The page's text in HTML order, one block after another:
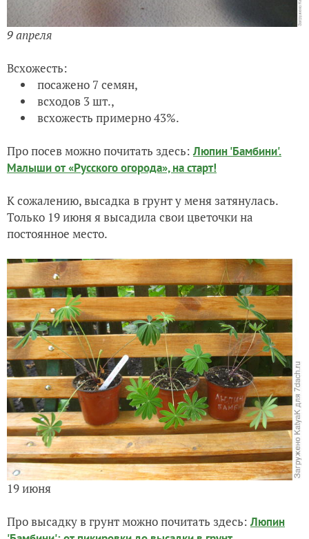
9 апреля
Всхожесть:
посажено 7 семян,
всходов 3 шт.,
всхожесть примерно 43%.
Про посев можно почитать здесь:Люпин 'Бамбини'.
Малыши от «Русского огорода», на старт!
К сожалению, высадка в грунт у меня затянулась.
Только 19 июня я высадила свои цветочки на
постоянное место.
19 июня
Про высадку в грунт можно почитать здесь:Люпин